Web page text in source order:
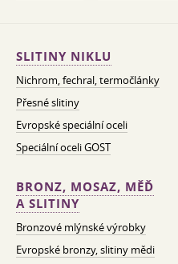
SLITINY NIKLU
Nichrom, fechral, termočlánky
Přesné slitiny
Evropské speciální oceli
Speciální oceli GOST
BRONZ, MOSAZ, MĚĎ
A SLITINY
Bronzové mlýnské výrobky
Evropské bronzy, slitiny mědi